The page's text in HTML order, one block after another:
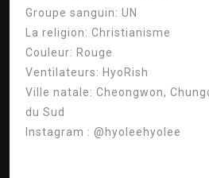
Groupe sanguin: UN
La religion: Christianisme
Couleur: Rouge
Ventilateurs: HyoRish
Ville natale: Cheongwon,
du Sud
Instagram : @hyoleehyolee